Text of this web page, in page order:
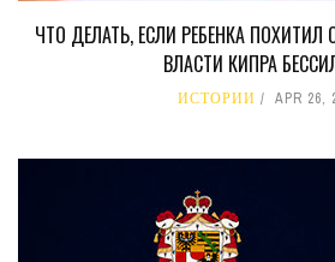
ЧТО ДЕЛАТЬ, ЕСЛИ РЕБЕНКА
ВЛАСТИ КИПРА
ИСТОРИИ APR 26,